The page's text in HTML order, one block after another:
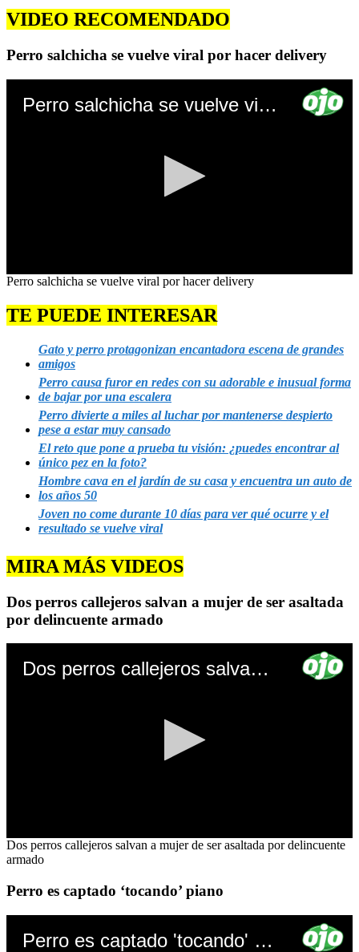
VIDEO RECOMENDADO
Perro salchicha se vuelve viral por hacer delivery
Perro salchicha se vuelve viral por hacer delivery
0
of
0
Perro salchicha se vuelve viral por hacer delivery
TE PUEDE INTERESAR
Gato y perro protagonizan encantadora escena de grandes
amigos
Perro causa furor en redes con su adorable e inusual forma
de bajar por una escalera
Perro divierte a miles al luchar por mantenerse despierto
pese a estar muy cansado
El reto que pone a prueba tu visión: ¿puedes encontrar al
único pez en la foto?
Hombre cava en el jardín de su casa y encuentra un auto de
los años 50
Joven no come durante 10 días para ver qué ocurre y el
resultado se vuelve viral
MIRA MÁS VIDEOS
Dos perros callejeros salvan a mujer de ser asaltada
por delincuente armado
Dos perros callejeros salvan a mujer de ser asaltada por delincuente armado
0
seconds
0
seconds
Dos perros callejeros salvan a mujer de ser asaltada por delincuente
armado
Perro es captado ‘tocando’ piano
Perro es captado 'tocando' piano